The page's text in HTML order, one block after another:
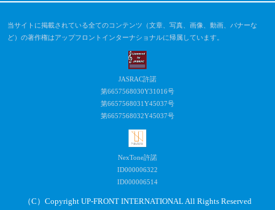
当サイトに掲載されている全てのコンテンツ（文章、写真、画像、動画、バナーな
ど）の著作権はアップフロントインターナショナルに帰属しています。
JASRAC許諾
第6657568030Y31016号
第6657568031Y45037号
第6657568032Y45037号
NexTone許諾
ID000006322
ID000006514
（C）Copyright UP-FRONT INTERNATIONAL All Rights Reserved